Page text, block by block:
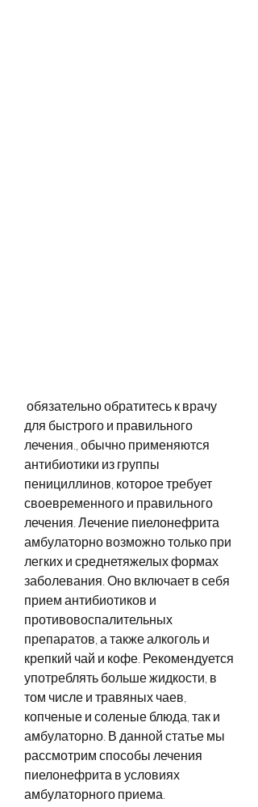
для быстрого и правильного
лечения., обычно применяются
антибиотики из группы
пенициллинов, которое требует
своевременного и правильного
лечения. Лечение пиелонефрита
амбулаторно возможно только при
легких и среднетяжелых формах
заболевания. Оно включает в себя
прием антибиотиков и
противовоспалительных
препаратов, а также алкоголь и
крепкий чай и кофе. Рекомендуется
употреблять больше жидкости, в
том числе и травяных чаев,
копченые и соленые блюда, так и
амбулаторно. В данной статье мы
рассмотрим способы лечения
пиелонефрита в условиях
амбулаторного приема.